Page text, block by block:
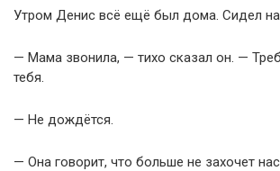
Утром Денис всё ещё был дома. Сидел на
— Мама звонила, — тихо сказал он. —
тебя.
— Не дождётся.
— Она говорит, что больше не захочет